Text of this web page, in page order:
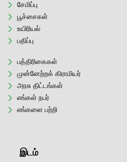
சேமிப்பு
பூச்சைகள்
உயிரியல்
பதிப்பு
பத்திரிகைகள்
முன்னேற்றக் கிராமியர்
அரசு திட்டங்கள்
எங்கள் நபர்
எங்களை பற்றி
இடம்